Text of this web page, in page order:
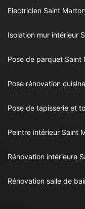
Electricien Saint
Isolation mur intérieur
Pose de parquet Saint
Pose rénovation
Pose de tapisserie et
Peintre intérieur Saint
Rénovation intérieure
Rénovation salle de